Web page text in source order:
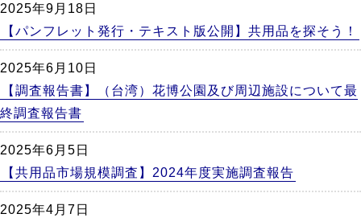
2025年9月18日
【パンフレット発行・テキスト版公開】共用品を探そう！
2025年6月10日
【調査報告書】（台湾）花博公園及び周辺施設について最
終調査報告書
2025年6月5日
【共用品市場規模調査】2024年度実施調査報告
2025年4月7日